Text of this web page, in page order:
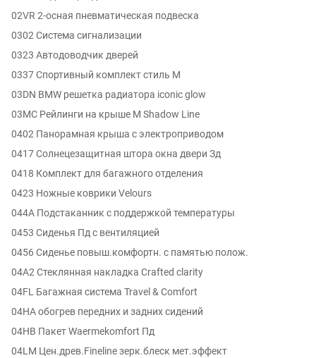
02VR 2-осная пневматическая подвеска
0302 Система сигнализации
0323 Автодоводчик дверей
0337 Спортивный комплект стиль M
03DN BMW решетка радиатора iconic glow
03MC Рейлинги на крыше M Shadow Line
0402 Панорамная крыша с электроприводом
0417 Солнецезащитная штора окна двери Зд
0418 Комплект для багажного отделения
0423 Ножные коврики Velours
044A Подстаканник с поддержкой температуры
0453 Сиденья Пд с вентиляцией
0456 Сиденье повыш.комфортн. с памятью полож.
04A2 Стеклянная накладка Crafted clarity
04FL Багажная система Travel & Comfort
04HA обогрев передних и задних сидений
04HB Пакет Waermekomfort Пд
04LM Цен.древ.Fineline зерк.блеск мет.эффект